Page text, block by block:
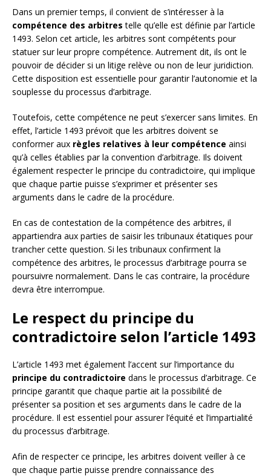
Dans un premier temps, il convient de s’intéresser à la
compétence des arbitres telle qu’elle est définie par l’article
1493. Selon cet article, les arbitres sont compétents pour
statuer sur leur propre compétence. Autrement dit, ils ont le
pouvoir de décider si un litige relève ou non de leur juridiction.
Cette disposition est essentielle pour garantir l’autonomie et la
souplesse du processus d’arbitrage.
Toutefois, cette compétence ne peut s’exercer sans limites. En
effet, l’article 1493 prévoit que les arbitres doivent se
conformer aux règles relatives à leur compétence ainsi
qu’à celles établies par la convention d’arbitrage. Ils doivent
également respecter le principe du contradictoire, qui implique
que chaque partie puisse s’exprimer et présenter ses
arguments dans le cadre de la procédure.
En cas de contestation de la compétence des arbitres, il
appartiendra aux parties de saisir les tribunaux étatiques pour
trancher cette question. Si les tribunaux confirment la
compétence des arbitres, le processus d’arbitrage pourra se
poursuivre normalement. Dans le cas contraire, la procédure
devra être interrompue.
Le respect du principe du
contradictoire selon l’article 1493
L’article 1493 met également l’accent sur l’importance du
principe du contradictoire dans le processus d’arbitrage. Ce
principe garantit que chaque partie ait la possibilité de
présenter sa position et ses arguments dans le cadre de la
procédure. Il est essentiel pour assurer l’équité et l’impartialité
du processus d’arbitrage.
Afin de respecter ce principe, les arbitres doivent veiller à ce
que chaque partie puisse prendre connaissance des